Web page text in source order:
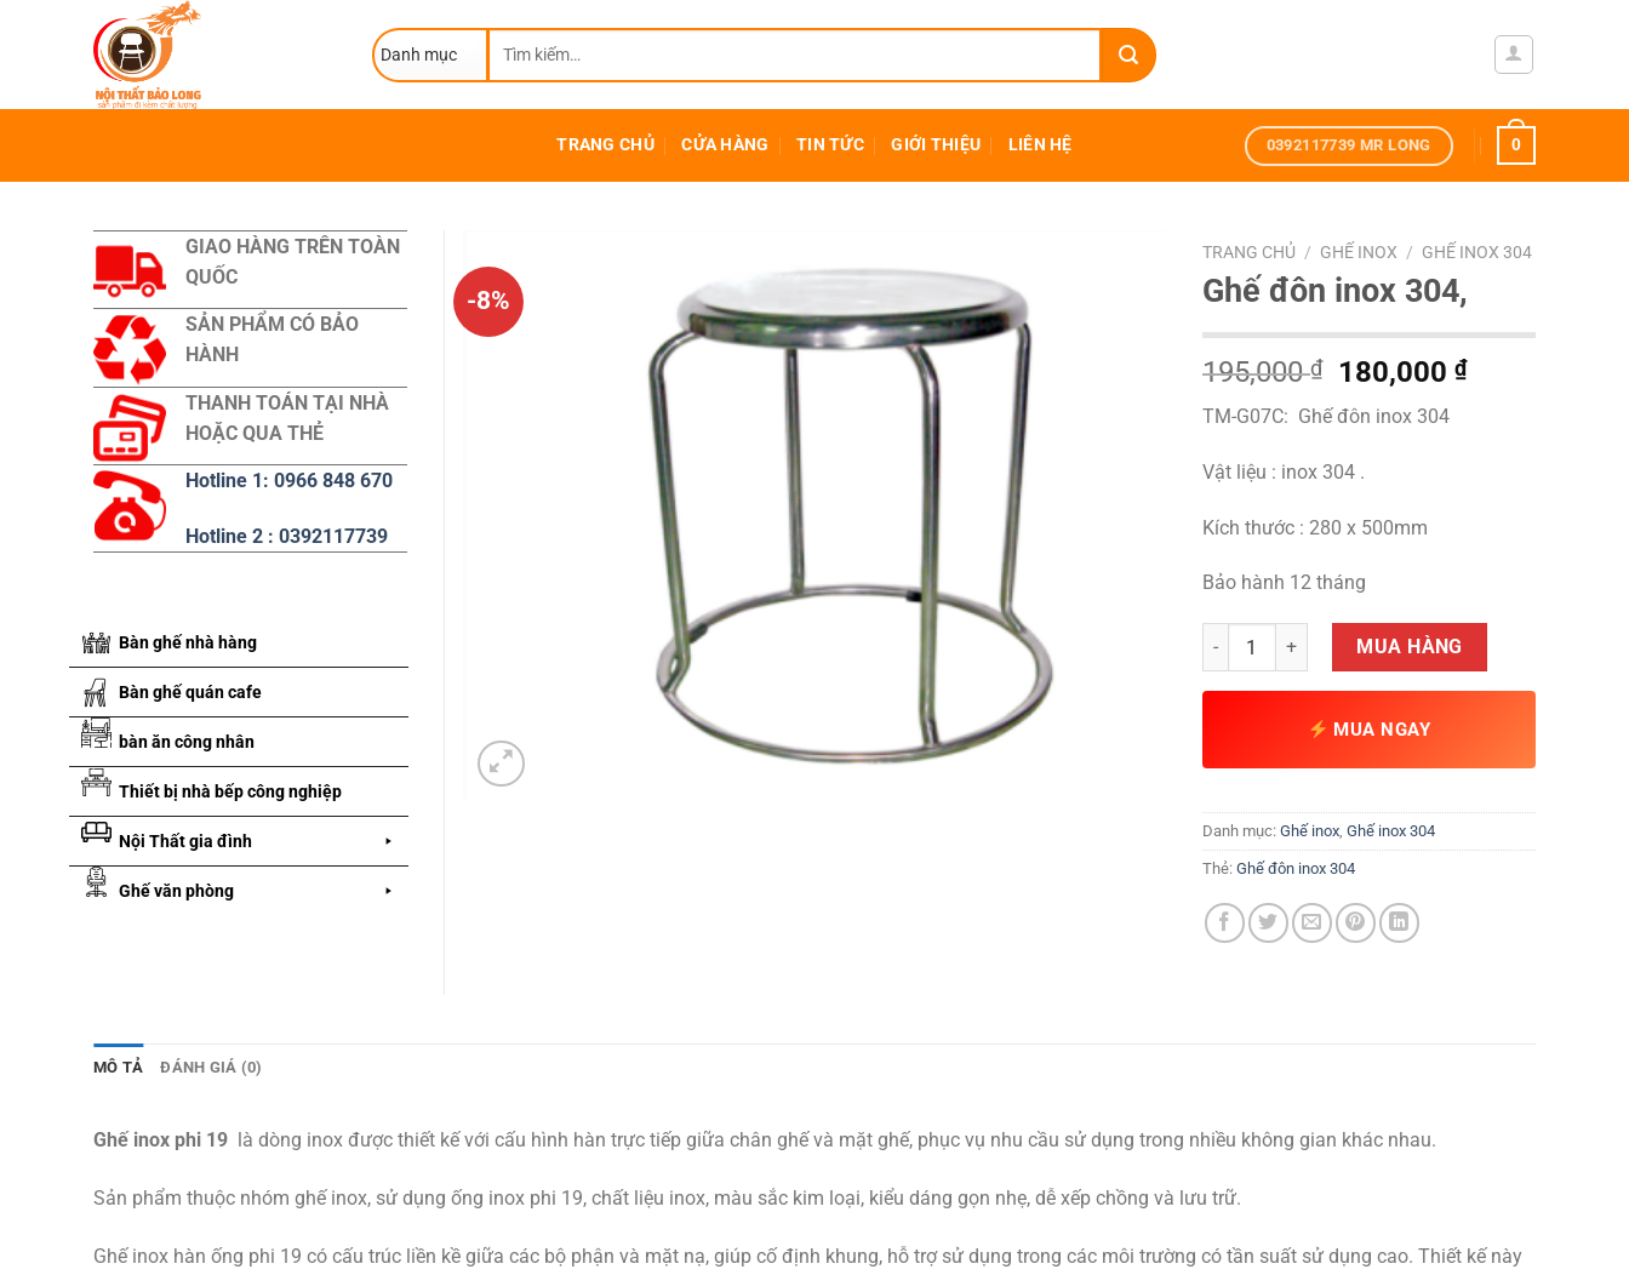
kiếm:
TRANG CHỦ CỬA HÀNG TIN TỨC GIỚI THIỆU LIÊN HỆ 0392117739 MR LONG 0
-8%
TRANG CHỦ / GHẾ INOX / GHẾ INOX 304
Ghế đôn inox 304,
195,000₫
Giá
gốc
là:
195,000 ₫.
180,000₫Giá
TM-G07C: Ghế đôn inox 304
Vật liệu : inox 304 .
Kích thước : 280 x 500mm
Bảo hành 12 tháng
Ghế đôn inox 304, số lượngMUA HÀNG
MUA NGAY
Danh mục: Ghế inox, Ghế inox 304
Thẻ: Ghế đôn inox 304
GIAO HÀNG TRÊN TOÀN
QUỐC
SẢN PHẨM CÓ BẢO
HÀNH
THANH TOÁN TẠI NHÀ
HOẶC QUA THẺ
Hotline 1: 0966 848 670
Hotline 2 : 0392117739
Bàn ghế nhà hàng
Bàn ghế quán cafe
bàn ăn công nhân
Thiết bị nhà bếp công nghiệp
Nội Thất gia đình
Ghế văn phòng
MÔ TẢ ĐÁNH GIÁ (0)
Ghế inox phi 19 là dòng inox được thiết kế với cấu hình hàn trực tiếp giữa chân ghế và mặt ghế, phục vụ nhu cầu sử dụng trong nhiều không gian khác nhau.
Sản phẩm thuộc nhóm ghế inox, sử dụng ống inox phi 19, chất liệu inox, màu sắc kim loại, kiểu dáng gọn nhẹ, dễ xếp chồng và lưu trữ.
Ghế inox hàn ống phi 19 có cấu trúc liền kề giữa các bộ phận và mặt nạ, giúp cố định khung, hỗ trợ sử dụng trong các môi trường có tần suất sử dụng cao. Thiết kế này